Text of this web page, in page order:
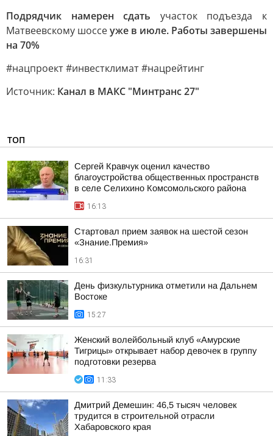
Подрядчик намерен сдать участок подъезда к
Матвеевскому шоссеуже в июле. Работы завершены
на 70%
#нацпроект #инвестклимат #нацрейтинг
Источник: Канал в МАКС "Минтранс 27"
ТОП
Сергей Кравчук оценил качество
благоустройства общественных пространств
в селе Селихино Комсомольского района
16:13
Стартовал прием заявок на шестой сезон
«Знание.Премия»
16:31
День физкультурника отметили на Дальнем
Востоке
15:27
Женский волейбольный клуб «Амурские
Тигрицы» открывает набор девочек в группу
подготовки резерва
11:33
Дмитрий Демешин: 46,5 тысяч человек
трудится в строительной отрасли
Хабаровского края